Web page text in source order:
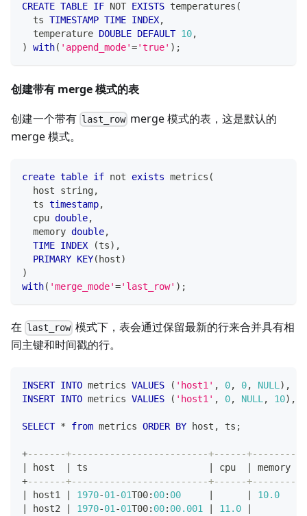
CREATE TABLE IF NOT EXISTS temperatures (
  ts
TIMESTAMP TIME INDEX,
  temperature
DOUBLE DEFAULT 10,
)
with( 'append_mode'='true' ) ;
创建带有 merge 模式的表
创建一个带有 last_row merge 模式的表，这是默认的
merge 模式。
create table if not exists metrics (
  host string
,
  ts
timestamp,
  cpu
double,
  memory
double,
TIME INDEX (ts) ,
PRIMARY KEY( host)
)
with( 'merge_mode'='last_row' ) ;
在 last_row 模式下，表会通过保留最新的行来合并具有相
同主键和时间戳的行。
INSERT INTO metrics VALUES ( 'host1' , 0, 0, NULL) ,
INSERT INTO metrics VALUES ( 'host1' , 0, NULL, 10) ,
SELECT * from metrics ORDER BY host , ts ;
+-------+-------------------------+------+--------+
host ts cpu memory
+-------+-------------------------+------+--------+
host1 1970-01-01T00: 00: 00 10.0
host2 1970-01-01T00: 00: 00.001 11.0